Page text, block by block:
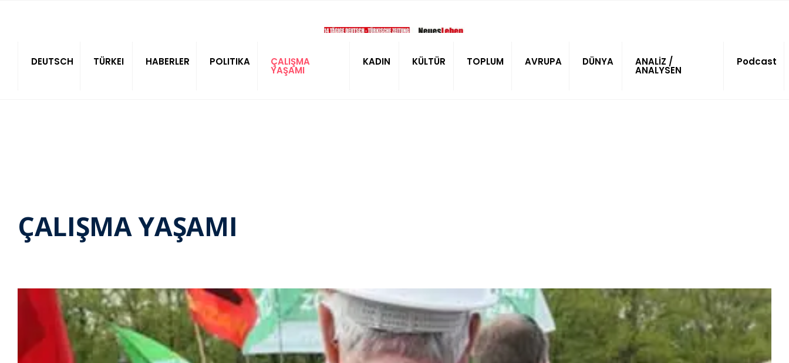
DEUTSCH TÜRKEI HABERLER POLITIKA ÇALIŞMA
YAŞAMI
KADIN KÜLTÜR TOPLUM AVRUPA DÜNYA ANALİZ /
ANALYSEN
Podcast
ÇALIŞMA YAŞAMI